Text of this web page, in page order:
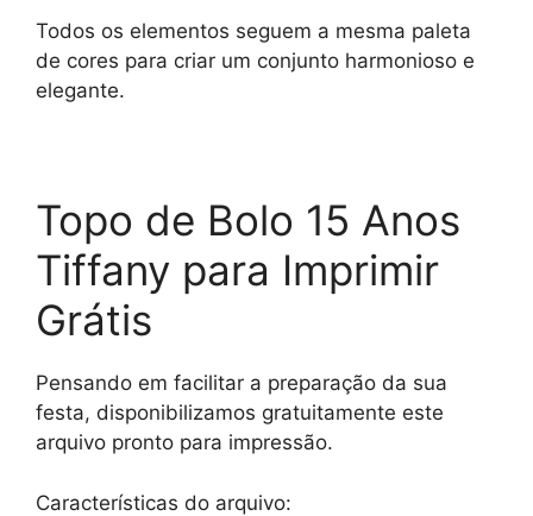
Todos os elementos seguem a mesma paleta
de cores para criar um conjunto harmonioso e
elegante.
Topo de Bolo 15 Anos
Tiffany para Imprimir
Grátis
Pensando em facilitar a preparação da sua
festa, disponibilizamos gratuitamente este
arquivo pronto para impressão.
Características do arquivo: